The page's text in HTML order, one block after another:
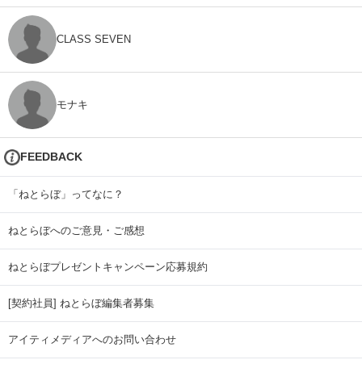
CLASS SEVEN
モナキ
FEEDBACK
「ねとらぼ」ってなに？
ねとらぼへのご意見・ご感想
ねとらぼプレゼントキャンペーン応募規約
[契約社員] ねとらぼ編集者募集
アイティメディアへのお問い合わせ